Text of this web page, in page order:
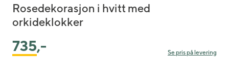
Rosedekorasjon i hvitt med
orkideklokker
735,- Se pris på levering